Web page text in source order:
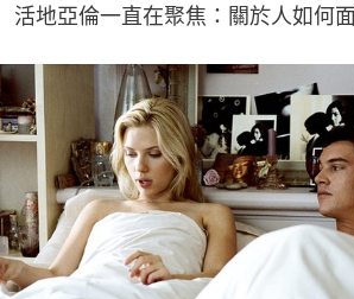
活地亞倫一直在聚焦：關於人如何